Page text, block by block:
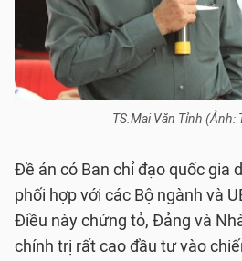
TS.Mai Văn Tỉnh (Ảnh:
Đề án có Ban chỉ đạo quốc gia
phối hợp với các Bộ ngành và
Điều này chứng tỏ, Đảng và
chính trị rất cao đầu tư vào